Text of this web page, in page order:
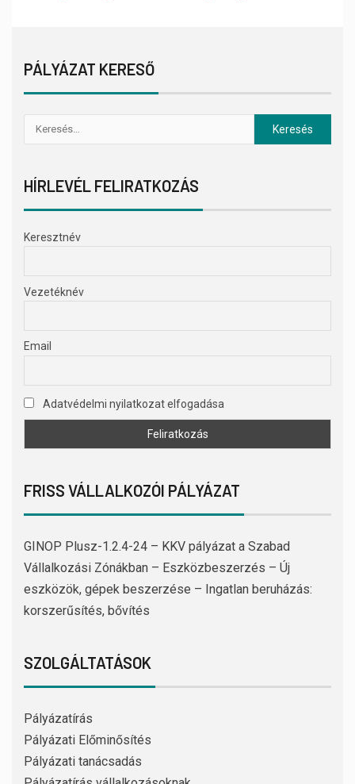
PÁLYÁZAT KERESŐ
HÍRLEVÉL FELIRATKOZÁS
Keresztnév
Vezetéknév
Email
Adatvédelmi nyilatkozat elfogadása
FRISS VÁLLALKOZÓI PÁLYÁZAT
GINOP Plusz-1.2.4-24 – KKV pályázat a Szabad
Vállalkozási Zónákban – Eszközbeszerzés – Új
eszközök, gépek beszerzése – Ingatlan beruházás:
korszerűsítés, bővítés
SZOLGÁLTATÁSOK
Pályázatírás
Pályázati Előminősítés
Pályázati tanácsadás